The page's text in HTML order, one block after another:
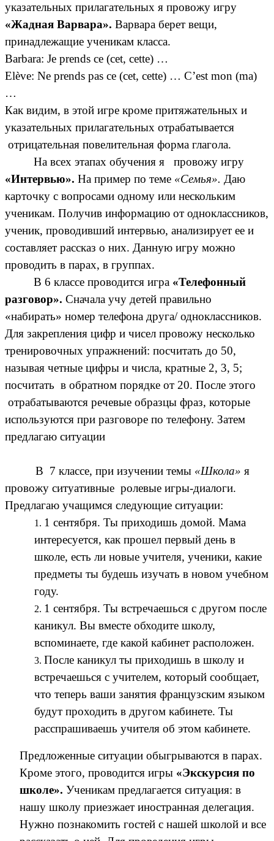
указательных прилагательных я провожу игру
«Жадная Варвара». Варвара берет вещи,
принадлежащие ученикам класса.
Barbara: Je prends ce (cet, cette) …
Elève: Ne prends pas ce (cet, cette) … C’est mon (ma)
…
Как видим, в этой игре кроме притяжательных и
указательных прилагательных отрабатывается
отрицательная повелительная форма глагола.
На всех этапах обучения я провожу игру
«Интервью». На пример по теме «Семья». Даю
карточку с вопросами одному или нескольким
ученикам. Получив информацию от одноклассников,
ученик, проводивший интервью, анализирует ее и
составляет рассказ о них. Данную игру можно
проводить в парах, в группах.
В 6 классе проводится игра «Телефонный
разговор». Сначала учу детей правильно
«набирать» номер телефона друга/ одноклассников.
Для закрепления цифр и чисел провожу несколько
тренировочных упражнений: посчитать до 50,
называя четные цифры и числа, кратные 2, 3, 5;
посчитать в обратном порядке от 20. После этого
отрабатываются речевые образцы фраз, которые
используются при разговоре по телефону. Затем
предлагаю ситуации
В 7 классе, при изучении темы «Школа» я
провожу ситуативные ролевые игры-диалоги.
Предлагаю учащимся следующие ситуации:
1 сентября. Ты приходишь домой. Мама
интересуется, как прошел первый день в
школе, есть ли новые учителя, ученики, какие
предметы ты будешь изучать в новом учебном
году.
1 сентября. Ты встречаешься с другом после
каникул. Вы вместе обходите школу,
вспоминаете, где какой кабинет расположен.
После каникул ты приходишь в школу и
встречаешься с учителем, который сообщает,
что теперь ваши занятия французским языком
будут проходить в другом кабинете. Ты
расспрашиваешь учителя об этом кабинете.
Предложенные ситуации обыгрываются в парах.
Кроме этого, проводится игры «Экскурсия по
школе». Ученикам предлагается ситуация: в
нашу школу приезжает иностранная делегация.
Нужно познакомить гостей с нашей школой и все